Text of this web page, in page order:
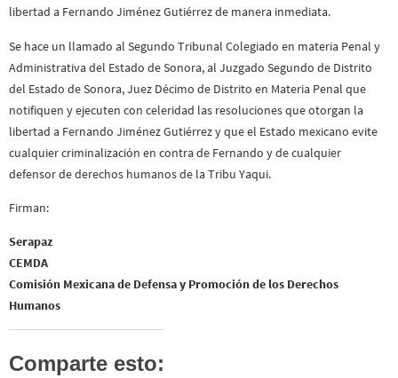
libertad a Fernando Jiménez Gutiérrez de manera inmediata.
Se hace un llamado al Segundo Tribunal Colegiado en materia Penal y
Administrativa del Estado de Sonora, al Juzgado Segundo de Distrito
del Estado de Sonora, Juez Décimo de Distrito en Materia Penal que
notifiquen y ejecuten con celeridad las resoluciones que otorgan la
libertad a Fernando Jiménez Gutiérrez y que el Estado mexicano evite
cualquier criminalización en contra de Fernando y de cualquier
defensor de derechos humanos de la Tribu Yaqui.
Firman:
Serapaz
CEMDA
Comisión Mexicana de Defensa y Promoción de los Derechos
Humanos
Comparte esto: